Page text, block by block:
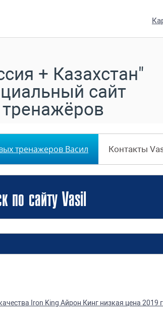
+ Казахстан"
сайт
тренажеров Васил Контакты
по сайту Vasil
Iron King Айрон Кинг низкая цена 2019